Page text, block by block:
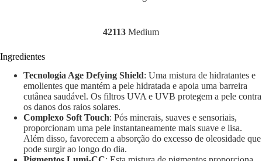
42113 Medium
Ingredientes
Tecnologia Age Defying Shield: Uma mistura de hidratantes e
emolientes que mantém a pele hidratada e apoia uma barreira
cutânea saudável. Os filtros UVA e UVB protegem a pele contra
os danos dos raios solares.
Complexo Soft Touch: Pós minerais, suaves e sensoriais,
proporcionam uma pele instantaneamente mais suave e lisa.
Além disso, favorecem a absorção do excesso de oleosidade que
pode surgir ao longo do dia.